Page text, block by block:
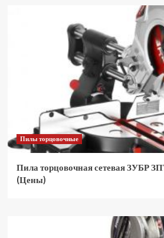
Пилы торцовочные
Пила торцовочная сетевая ЗУБР
(Цены)